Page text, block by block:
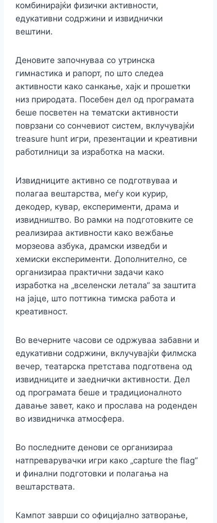
комбинирајќи физички активности,
едукативни содржини и извиднички
вештини.
Деновите започнуваа со утринска
гимнастика и рапорт, по што следеа
активности како санкање, хајк и прошетки
низ природата. Посебен дел од програмата
беше посветен на тематски активности
поврзани со сончевиот систем, вклучувајќи
treasure hunt игри, презентации и креативни
работилници за изработка на маски.
Извидниците активно се подготвуваа и
полагаа вештарства, меѓу кои курир,
декодер, кувар, експерименти, драма и
извидништво. Во рамки на подготовките се
реализираа активности како вежбање
морзеова азбука, драмски изведби и
хемиски експерименти. Дополнително, се
организираа практични задачи како
изработка на „вселенски летала“ за заштита
на јајце, што поттикна тимска работа и
креативност.
Во вечерните часови се одржуваа забавни и
едукативни содржини, вклучувајќи филмска
вечер, театарска претстава подготвена од
извидниците и заеднички активности. Дел
од програмата беше и традиционалното
давање завет, како и прослава на роденден
во извидничка атмосфера.
Во последните денови се организираа
натпреварувачки игри како „capture the flag“
и финални подготовки и полагања на
вештарствата.
Кампот заврши со официјално затворање,